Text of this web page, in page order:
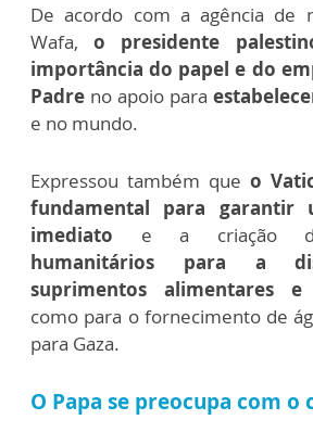
De acordo com a agência de
Wafa,o presidente
importância do papel e do
Padre no apoio para
e no mundo.
Expressou também que o
fundamental para garantir
imediato e a criação
humanitários para a
suprimentos alimentares e
como para o fornecimento de
para Gaza.
O Papa se preocupa com o